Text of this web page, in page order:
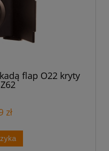
flap O22 kryty
zł